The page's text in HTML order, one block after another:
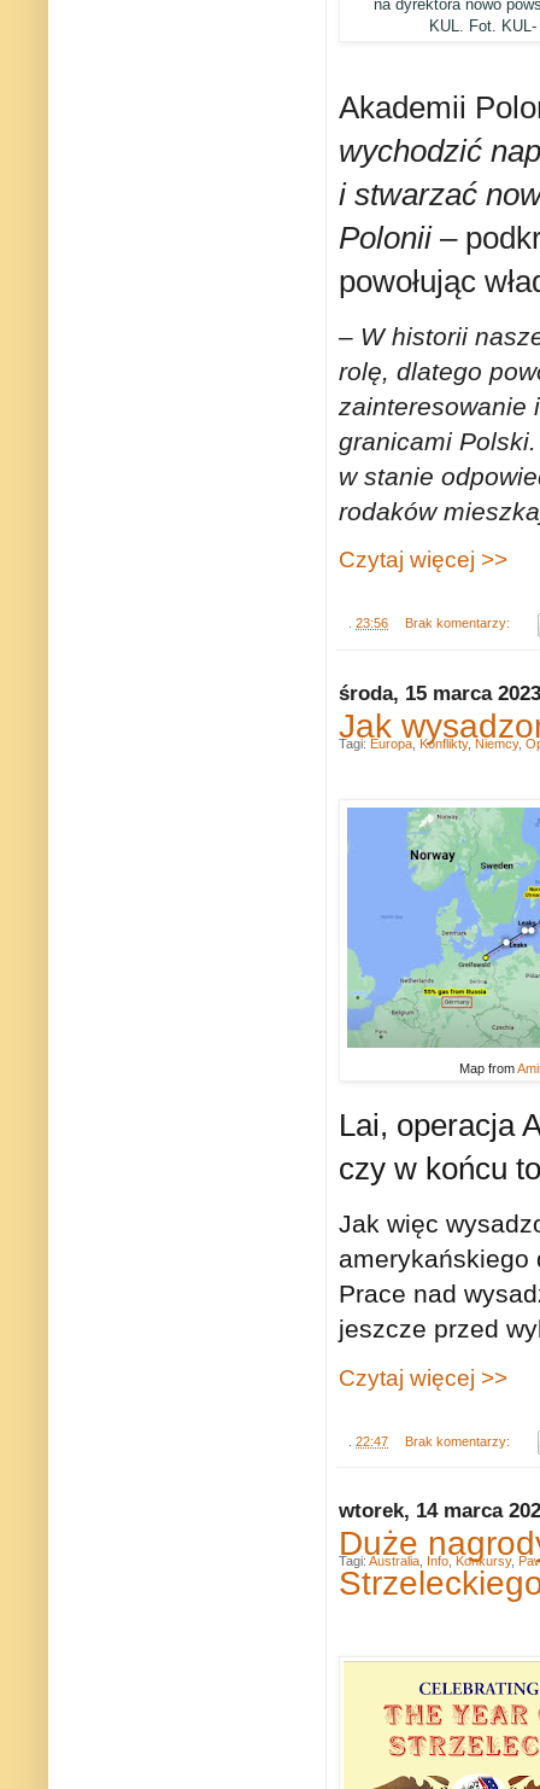
na dyrektora nowo
KUL. Fot.
Akademii
wychodzić
i stwarzać
Polonii –
powołując
– W historii
rolę, dlatego
zainteresowanie
granicami
w stanie
rodaków
Czytaj więcej >>
. 23:56 Brak komentarzy:
środa, 15 marca 2023
Jak
Map from
Lai, operacja
czy w końcu
Jak więc
amerykańskiego
Prace nad
jeszcze przed
Czytaj więcej >>
22:47 Brak komentarzy:
Tagi: Europa Konflikty, Niemcy,
wtorek, 14 marca
Duże
Tagi: Australia Info Konkursy,